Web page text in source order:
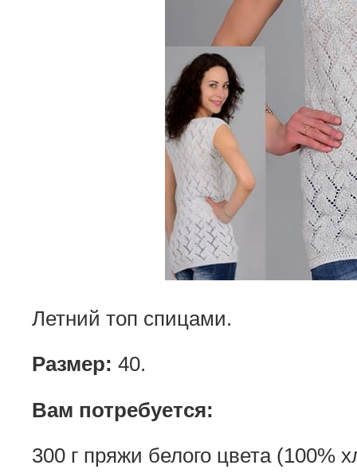
Летний топ спицами.
Размер: 40.
Вам потребуется:
300 г пряжи белого цвета (100%